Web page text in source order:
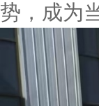
势，成为